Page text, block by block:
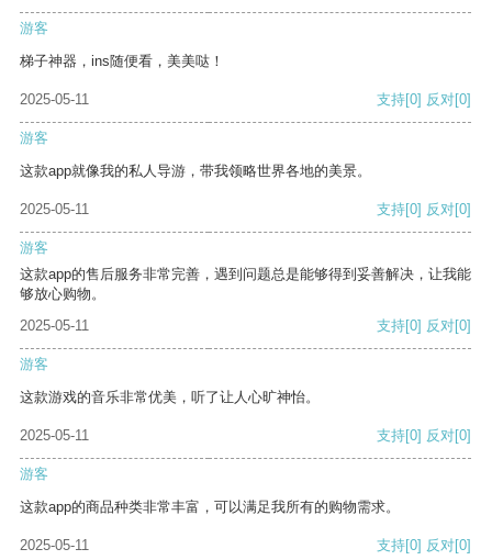
游客
梯子神器，ins随便看，美美哒！
2025-05-11 支持[0] 反对[0]
游客
这款app就像我的私人导游，带我领略世界各地的美景。
2025-05-11 支持[0] 反对[0]
游客
这款app的售后服务非常完善，遇到问题总是能够得到妥善解决，让我能
够放心购物。
2025-05-11
支持[0] 反对[0]
游客
这款游戏的音乐非常优美，听了让人心旷神怡。
2025-05-11 支持[0] 反对[0]
游客
这款app的商品种类非常丰富，可以满足我所有的购物需求。
2025-05-11 支持[0] 反对[0]